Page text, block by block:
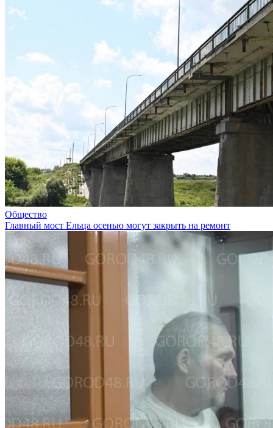
Общество
Главный мост Ельца осенью могут закрыть на ремонт